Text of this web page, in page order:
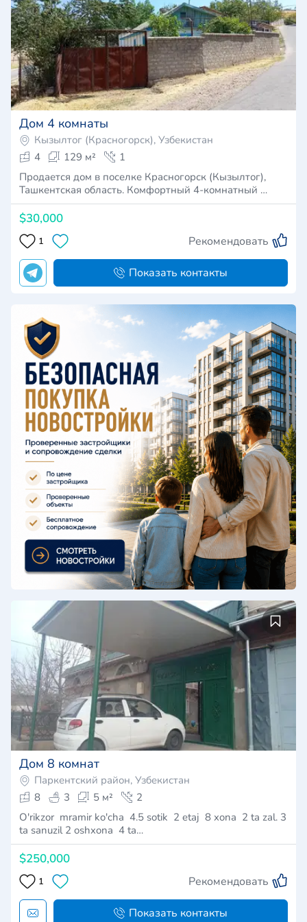
Дом 4 комнаты
Кызылтог (Красногорск), Узбекистан
4
129 м²
1
Продается дом в поселке Красногорск (Кызылтог),
Ташкентская область. Комфортный 4-комнатный …
$30,000
1 Рекомендовать
Показать контакты
Дом 8 комнат
Паркентский район, Узбекистан
8
3 5 м²
2
O'rikzor mramir ko'cha 4.5 sotik 2 etaj 8 xona 2 ta zal. 3
ta sanuzil 2 oshxona 4 ta…
$250,000
1 Рекомендовать
Показать контакты